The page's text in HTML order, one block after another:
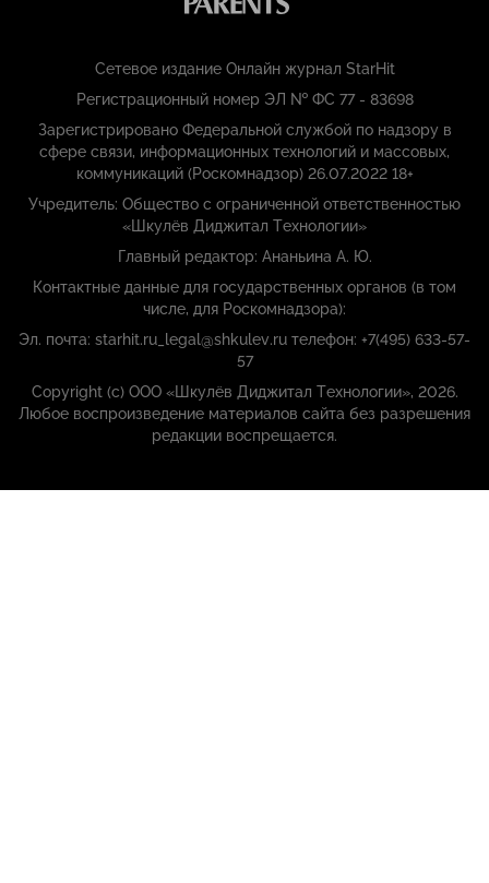
Сетевое издание Онлайн журнал StarHit
Регистрационный номер ЭЛ № ФС 77 - 83698
Зарегистрировано Федеральной службой по надзору в
сфере связи, информационных технологий и массовых,
коммуникаций (Роскомнадзор) 26.07.2022 18+
Учредитель: Общество с ограниченной ответственностью
«Шкулёв Диджитал Технологии»
Главный редактор: Ананьина А. Ю.
Контактные данные для государственных органов (в том
числе, для Роскомнадзора):
Эл. почта: starhit.ru_legal@shkulev.ru телефон: +7(495) 633-57-
57
Copyright (с) ООО «Шкулёв Диджитал Технологии», 2026.
Любое воспроизведение материалов сайта без разрешения
редакции воспрещается.